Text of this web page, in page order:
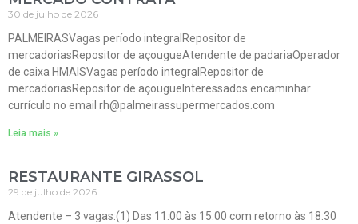
30 de julho de 2026
PALMEIRASVagas período integralRepositor de
mercadoriasRepositor de açougueAtendente de padariaOperador
de caixa HMAISVagas período integralRepositor de
mercadoriasRepositor de açougueInteressados encaminhar
currículo no email rh@palmeirassupermercados.com
Leia mais »
RESTAURANTE GIRASSOL
29 de julho de 2026
Atendente – 3 vagas:(1) Das 11:00 às 15:00 com retorno às 18:30